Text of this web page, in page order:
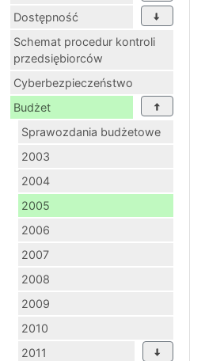
Dostępność
Schemat procedur kontroli
przedsiębiorców
Cyberbezpieczeństwo
Budżet
Sprawozdania budżetowe
2003
2004
2005
2006
2007
2008
2009
2010
2011